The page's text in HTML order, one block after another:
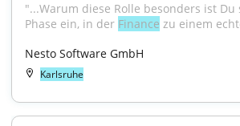
"...Warum diese Rolle besonders ist
Phase ein, in der Finance zu einem
Nesto Software GmbH
Karlsruhe